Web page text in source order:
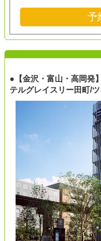
予
●【金沢・富山・高岡発
テルグレイスリー田町/